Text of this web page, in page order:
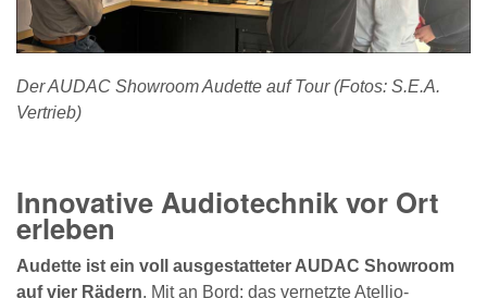
Der AUDAC Showroom Audette auf Tour (Fotos: S.E.A.
Vertrieb)
Innovative Audiotechnik vor Ort
erleben
Audette ist ein voll ausgestatteter AUDAC Showroom
auf vier Rädern. Mit an Bord: das vernetzte Atellio-